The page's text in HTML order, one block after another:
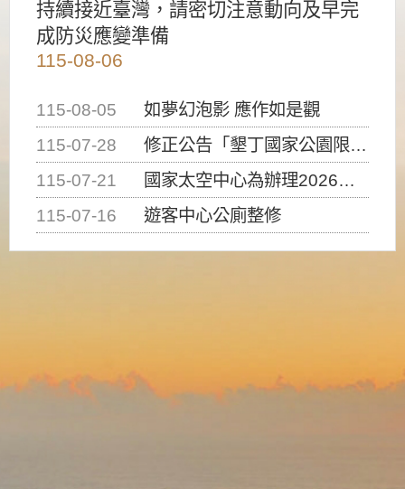
持續接近臺灣，請密切注意動向及早完
成防災應變準備
115-08-06
115-08-05
如夢幻泡影 應作如是觀
115-07-28
修正公告「墾丁國家公園限制水域遊憩活動之種類、範圍、時間及行為」，自即日生效。
115-07-21
國家太空中心為辦理2026台灣盃火箭競賽，陸、海、空域警戒及協調相關事宜，因颱風備案事宜
115-07-16
遊客中心公廁整修